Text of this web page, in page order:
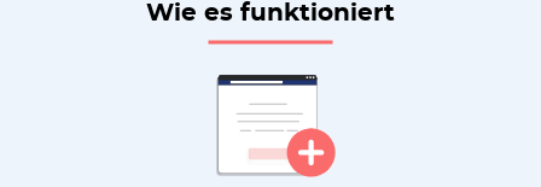
Wie es funktioniert